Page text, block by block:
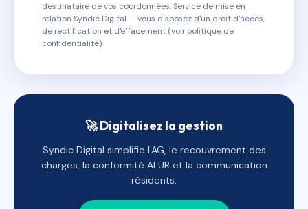
destinataire de vos coordonnées. Service de mise en
relation Syndic Digital — vous disposez d'un droit d'accès,
de rectification et d'effacement (voir politique de
confidentialité).
🚀 Digitalisez la gestion
Syndic Digital simplifie l'AG, le recouvrement des
charges, la conformité ALUR et la communication
résidents.